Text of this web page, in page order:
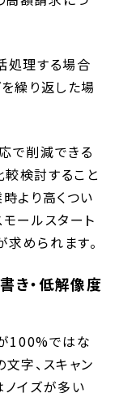
処理する場合
繰り返した場
で削減できる
検討すること
より高くつい
ールスタート
められます。
き・低解像度
100%ではな
字、スキャン
ノイズが多い